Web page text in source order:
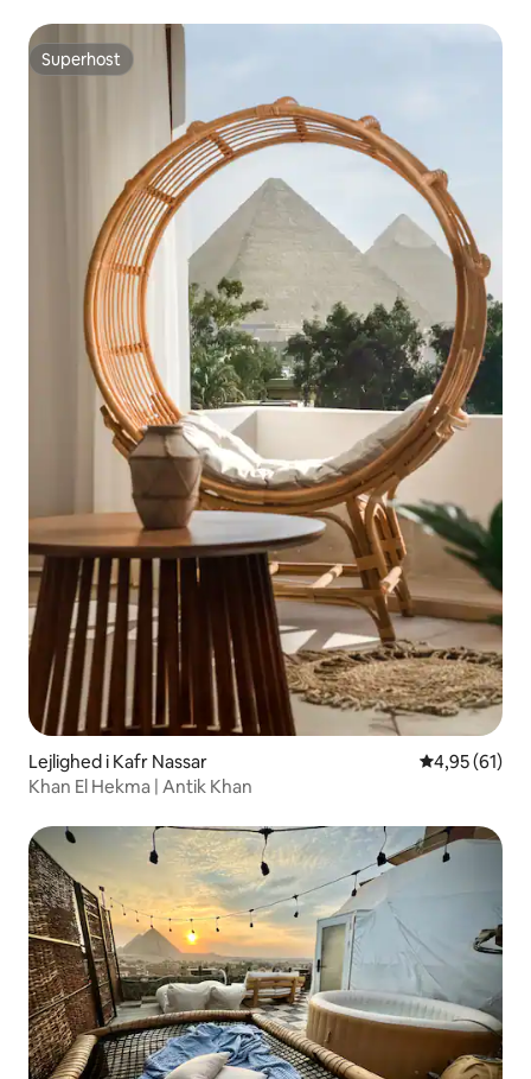
Superhost
Superhost
Lejlighed i Kafr Nassar 4,95 ud af 5
4,95 (61)
Khan El Hekma | Antik Khan